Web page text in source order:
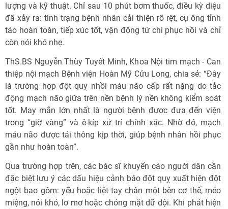
lượng và kỹ thuật. Chỉ sau 10 phút bơm thuốc, điều kỳ diệu
đã xảy ra: tình trạng bệnh nhân cải thiện rõ rệt, cụ ông tỉnh
táo hoàn toàn, tiếp xúc tốt, vận động tứ chi phục hồi và chỉ
còn nói khó nhẹ.
ThS.BS Nguyễn Thùy Tuyết Minh, Khoa Nội tim mạch - Can
thiệp nội mạch Bệnh viện Hoàn Mỹ Cửu Long, chia sẻ: “Đây
là trường hợp đột quỵ nhồi máu não cấp rất nặng do tắc
động mạch não giữa trên nền bệnh lý nền không kiểm soát
tốt. May mắn lớn nhất là người bệnh được đưa đến viện
trong “giờ vàng” và ê-kíp xử trí chính xác. Nhờ đó, mạch
máu não được tái thông kịp thời, giúp bệnh nhân hồi phục
gần như hoàn toàn”.
Qua trường hợp trên, các bác sĩ khuyến cáo người dân cần
đặc biệt lưu ý các dấu hiệu cảnh báo đột quỵ xuất hiện đột
ngột bao gồm: yếu hoặc liệt tay chân một bên cơ thể, méo
miệng, nói khó, lơ mơ hoặc chóng mặt dữ dội. Khi phát hiện